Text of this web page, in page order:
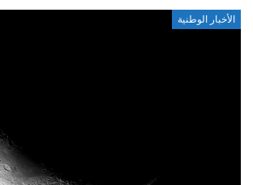
الأخبار الوطنية